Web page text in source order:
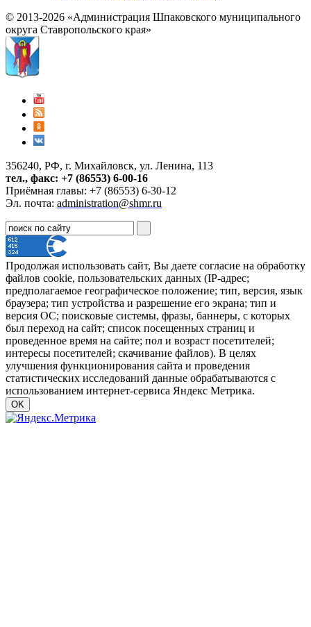
© 2013-2026 «Администрация Шпаковского муниципального
округа Ставропольского края»
356240, РФ, г. Михайловск, ул. Ленина, 113
тел., факс: +7 (86553) 6-00-16
Приёмная главы: +7 (86553) 6-30-12
Эл. почта: administration@shmr.ru
Продолжая использовать сайт, Вы даете согласие на обработку
файлов cookie, пользовательских данных (IP-адрес;
предполагаемое географическое положение; тип, версия, язык
браузера; тип устройства и разрешение его экрана; тип и
версия ОС; поисковые системы, фразы, баннеры, с которых
был переход на сайт; список посещенных страниц и
проведенное время на сайте; пол и возраст посетителей;
интересы посетителей; скачивание файлов). В целях
улучшения функционирования сайта и проведения
статистических исследований данные обрабатываются с
использованием интернет-сервиса Яндекс Метрика.
OK